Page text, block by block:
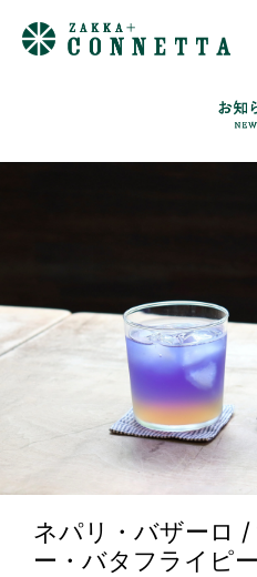
ネパリ・バザーロ /
ー・バタフライピー